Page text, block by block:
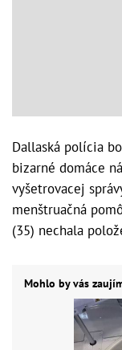
Dallaská polícia
bizarné domáce
vyšetrovacej
menštruačná
(35) nechala
Mohlo by vás